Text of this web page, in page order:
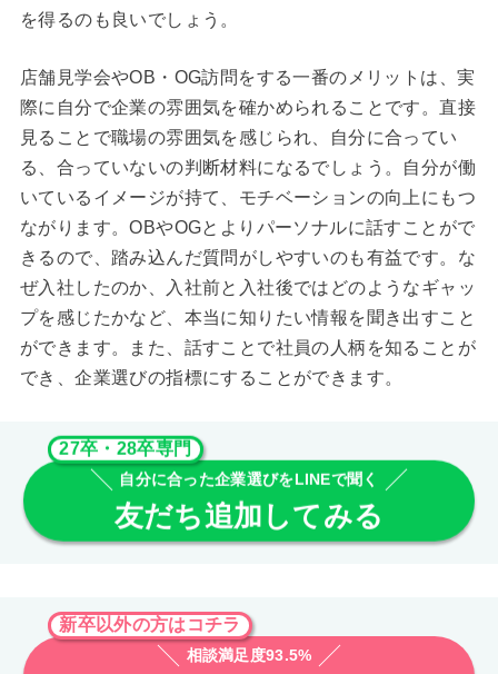
を得るのも良いでしょう。
店舗見学会やOB・OG訪問をする一番のメリットは、実
際に自分で企業の雰囲気を確かめられることです。直接
見ることで職場の雰囲気を感じられ、自分に合ってい
る、合っていないの判断材料になるでしょう。自分が働
いているイメージが持て、モチベーションの向上にもつ
ながります。OBやOGとよりパーソナルに話すことがで
きるので、踏み込んだ質問がしやすいのも有益です。な
ぜ入社したのか、入社前と入社後ではどのようなギャッ
プを感じたかなど、本当に知りたい情報を聞き出すこと
ができます。また、話すことで社員の人柄を知ることが
でき、企業選びの指標にすることができます。
27卒・28卒専門
自分に合った企業選びをLINEで聞く
友だち追加してみる
新卒以外の方はコチラ
相談満足度93.5%